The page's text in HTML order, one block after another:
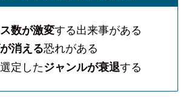
数が激変する出来事がある
消える恐れがある
選定した ジャンルが衰退する